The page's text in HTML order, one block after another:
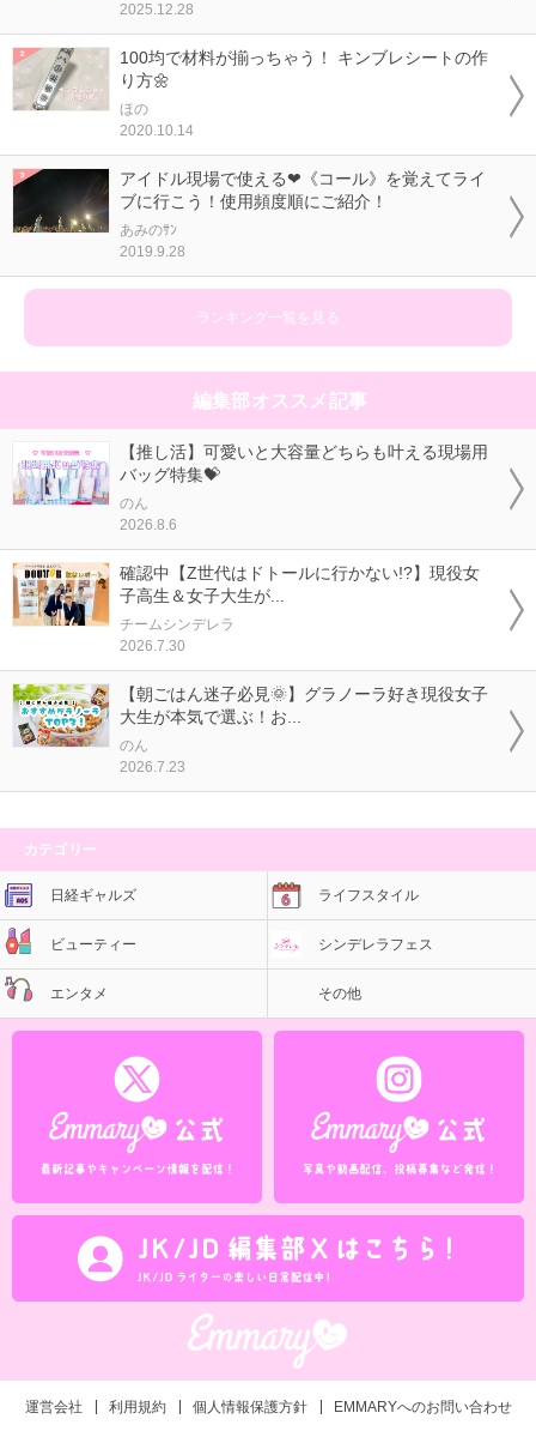
2025.12.28
100均で材料が揃っちゃう！ キンブレシートの作
り方🌼
ほの
2020.10.14
アイドル現場で使える❤《コール》を覚えてライ
ブに行こう！使用頻度順にご紹介！
あみのｻﾝ
2019.9.28
ランキング一覧を見る
編集部オススメ記事
【推し活】可愛いと大容量どちらも叶える現場用
バッグ特集💝
のん
2026.8.6
確認中【Z世代はドトールに行かない!?】現役女
子高生＆女子大生が...
チームシンデレラ
2026.7.30
【朝ごはん迷子必見🌞】グラノーラ好き現役女子
大生が本気で選ぶ！お...
のん
2026.7.23
カテゴリー
日経ギャルズ ライフスタイル
ビューティー シンデレラフェス
エンタメ その他
運営会社 利用規約 個人情報保護方針 EMMARYへのお問い合わせ